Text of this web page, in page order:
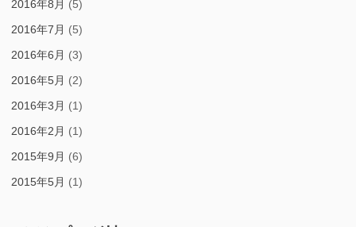
2016年8月 (5)
2016年7月 (5)
2016年6月 (3)
2016年5月 (2)
2016年3月 (1)
2016年2月 (1)
2015年9月 (6)
2015年5月 (1)